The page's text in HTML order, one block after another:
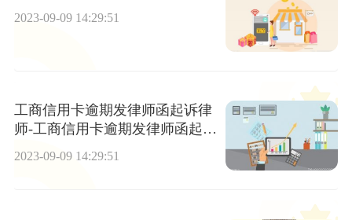
2023-09-09 14:29:51
工商信用卡逾期发律师函起诉律
师-工商信用卡逾期发律师函起诉
2023-09-09 14:29:51